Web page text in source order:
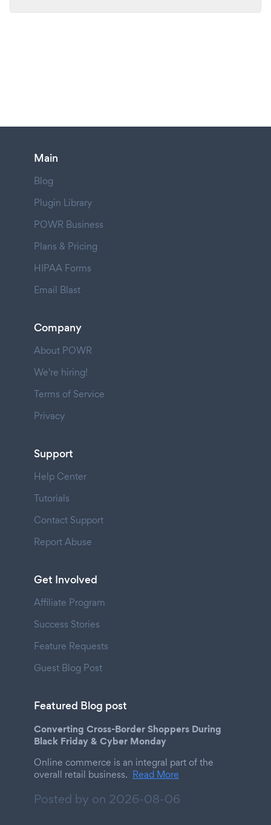
Main
Blog
Plugin Library
POWR Business
Plans & Pricing
HIPAA Forms
Email Blast
Company
About POWR
We're hiring!
Terms of Service
Privacy
Support
Help Center
Tutorials
Contact Support
Report Abuse
Get Involved
Affiliate Program
Success Stories
Feature Requests
Guest Blog Post
Featured Blog post
Converting Cross-Border Shoppers During
Black Friday & Cyber Monday
Online commerce is an integral part of the
overall retail business. Read More
Posted by on 2026-08-06